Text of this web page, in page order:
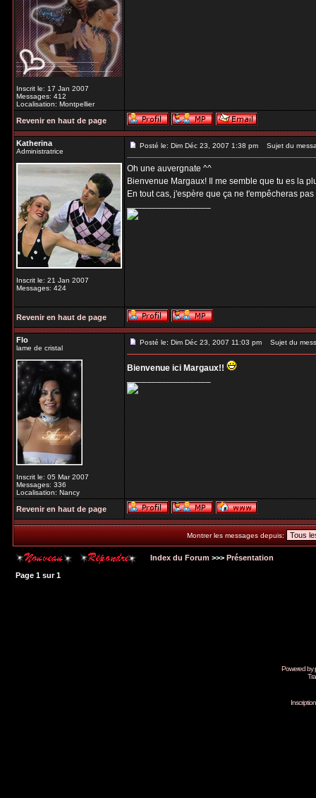
Inscrit le: 17 Jan 2007
Messages: 412
Localisation: Montpellier
Revenir en haut de page
Katherina
Administratrice
Inscrit le: 21 Jan 2007
Messages: 424
Posté le: Dim Déc 23, 2007 1:38 pm Sujet du
Oh une auvergnate ^^
Bienvenue Margaux! Il me semble que tu es la
En tout cas, j'espère que ça ne t'empêcheras
_________________
Revenir en haut de page
Flo
lame de cristal
Inscrit le: 05 Mar 2007
Messages: 336
Localisation: Nancy
Posté le: Dim Déc 23, 2007 11:03 pm Sujet du
Bienvenue ici Margaux!!
_________________
Revenir en haut de page
Montrer les messages depuis:
Index du Forum >>> Présentation
Page 1 sur1
Powered by